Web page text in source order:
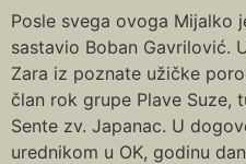
Posle svega ovoga Mijalko
sastavio Boban Gavrilović.
Zara iz poznate užičke
član rok grupe Plave Suze,
Sente zv. Japanac. U
urednikom u OK, godinu